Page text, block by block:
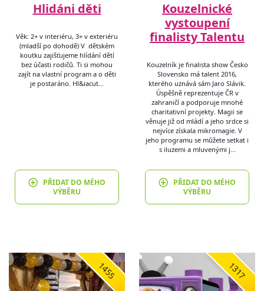
Hlidáni děti
Věk: 2+ v interiéru, 3+ v exteriéru
(mladší po dohodě) V dětském
koutku zajišťujeme hlídání dětí
bez účasti rodičů. Ti si mohou
zajít na vlastní program a o děti
je postaráno. Hl&iacut…
PŘIDAT DO MÉHO
VÝBĚRU
Kouzelnické
vystoupení
finalisty Talentu
Kouzelník je finalista show Česko
Slovensko má talent 2016,
kterého uznává sám Jaro Slávik.
Úspěšně reprezentuje ČR v
zahraničí a podporuje mnohé
charitativní projekty. Magii se
věnuje již od mládí a jeho srdce si
nejvíce získala mikromagie. V
jeho programu se můžete setkat i
s iluzemi a mluvenými j…
PŘIDAT DO MÉHO
VÝBĚRU
1455 1317